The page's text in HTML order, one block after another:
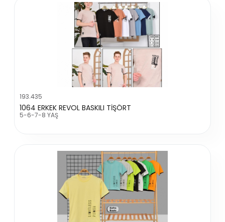
193.435
1064 ERKEK REVOL BASKILI TİŞÖRT
5-6-7-8 YAŞ